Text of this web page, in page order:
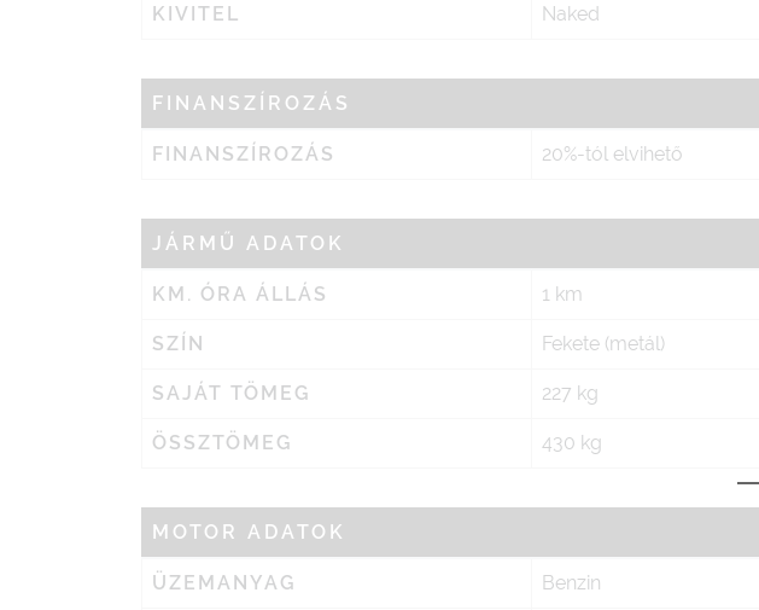
KIVITEL Naked
FINANSZÍROZÁS
FINANSZÍROZÁS 20%-tól elvihető
JÁRMŰ ADATOK
KM. ÓRA ÁLLÁS 1 km
SZÍN Fekete (metál)
SAJÁT TÖMEG 227 kg
ÖSSZTÖMEG 430 kg
MOTOR ADATOK
ÜZEMANYAG Benzin